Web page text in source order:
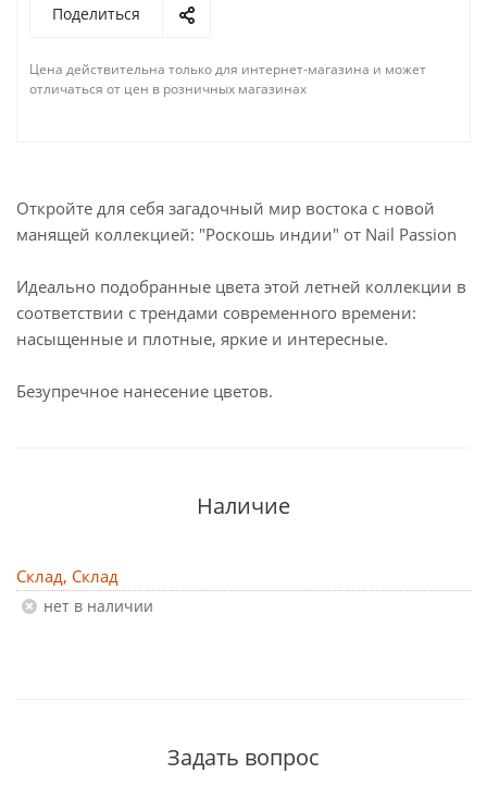
Поделиться
Цена действительна только для интернет-магазина и может
отличаться от цен в розничных магазинах
Откройте для себя загадочный мир востока с новой
манящей коллекцией: "Роскошь индии" от Nail Passion
Идеально подобранные цвета этой летней коллекции в
соответствии с трендами современного времени:
насыщенные и плотные, яркие и интересные.
Безупречное нанесение цветов.
Наличие
Склад, Склад
Нет в наличии
Задать вопрос